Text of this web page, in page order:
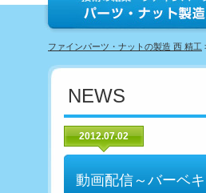
ファインパーツ・ナットの製造 西 精工
NEWS
2012.07.02
動画配信～バーベ